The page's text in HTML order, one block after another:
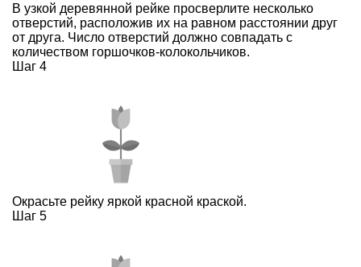
В узкой деревянной рейке просверлите несколько
отверстий, расположив их на равном расстоянии друг
от друга. Число отверстий должно совпадать с
количеством горшочков-колокольчиков.
Шаг 4
Окрасьте рейку яркой красной краской.
Шаг 5